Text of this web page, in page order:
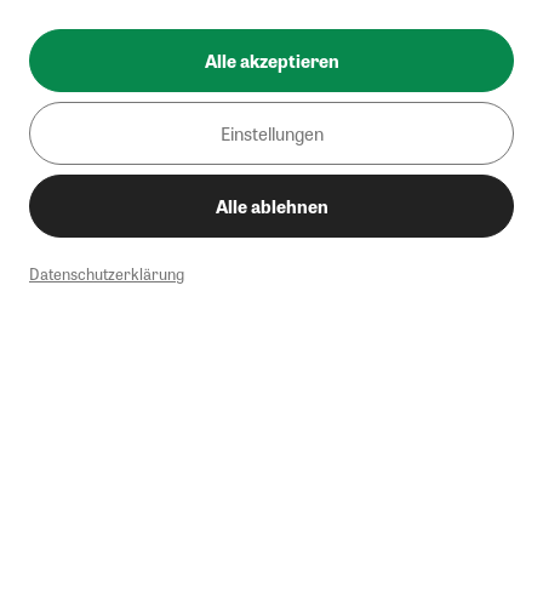
Alle akzeptieren
Einstellungen
Alle ablehnen
Datenschutzerklärung